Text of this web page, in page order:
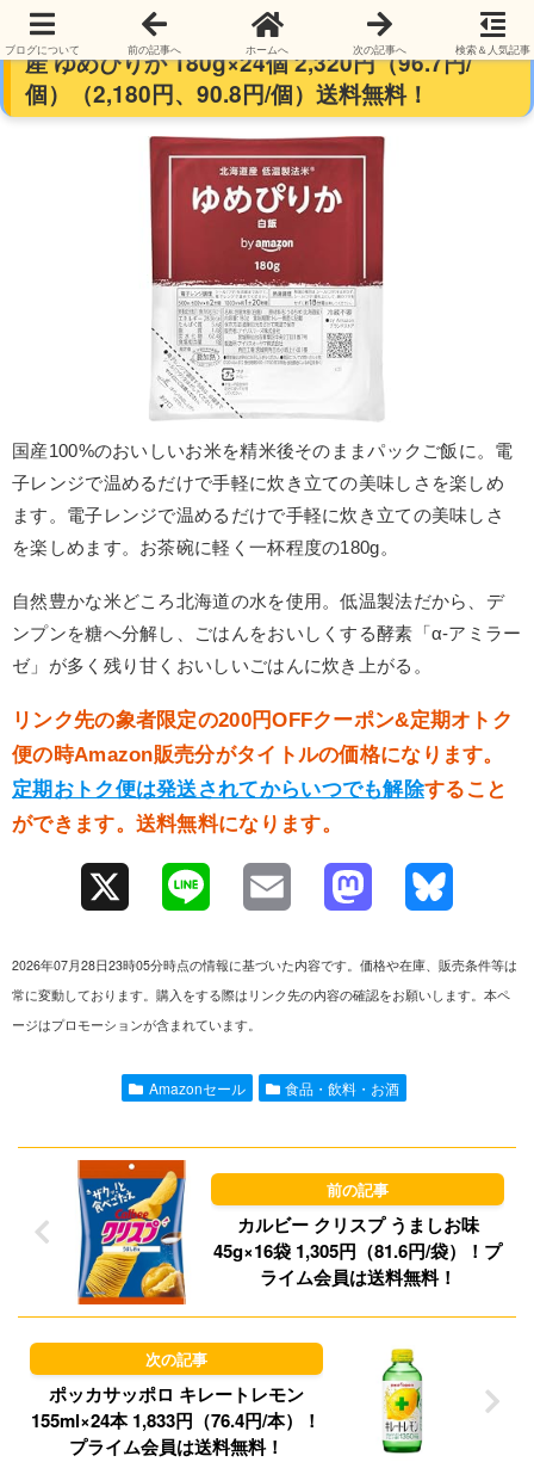
【対象者限定】by Amazon パックご飯 北海道
産 ゆめぴりか 180g×24個 2,320円（96.7円/
個）（2,180円、90.8円/個）送料無料！
国産100%のおいしいお米を精米後そのままパックご飯に。電
子レンジで温めるだけで手軽に炊き立ての美味しさを楽しめ
ます。電子レンジで温めるだけで手軽に炊き立ての美味しさ
を楽しめます。お茶碗に軽く一杯程度の180g。
自然豊かな米どころ北海道の水を使用。低温製法だから、デ
ンプンを糖へ分解し、ごはんをおいしくする酵素「α-アミラー
ゼ」が多く残り甘くおいしいごはんに炊き上がる。
リンク先の象者限定の200円OFFクーポン&定期オトク
便の時Amazon販売分がタイトルの価格になります。
定期おトク便は発送されてからいつでも解除すること
ができます。送料無料になります。
e
l o
o
n
y
2026年07月28日23時05分時点の情報に基づいた内容です。価格や在庫、販売条件等は
常に変動しております。購入をする際はリンク先の内容の確認をお願いします。本ペ
ージはプロモーションが含まれています。
Amazonセール 食品・飲料・お酒
カルビー クリスプ うましお味
45g×16袋 1,305円（81.6円/袋）！プ
ライム会員は送料無料！
ポッカサッポロ キレートレモン
155ml×24本 1,833円（76.4円/本）！
プライム会員は送料無料！
ブログについて 前の記事へ ホームへ 次の記事へ 検索＆人気記事